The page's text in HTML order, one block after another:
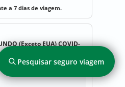
a 7 dias de viagem.
(Exceto EUA) COVID-
Pesquisar seguro viagem